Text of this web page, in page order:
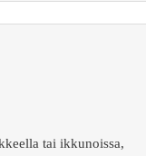
tai ikkunoissa,